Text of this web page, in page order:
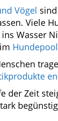
Vögel
Viele
ins Wasser
Hundepool
der Zeit